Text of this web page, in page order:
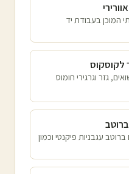
המוכן בעבודת יד
לקוסקוס
גזר וגרגירי חומוס
עגבניות פיקנטי וכמון